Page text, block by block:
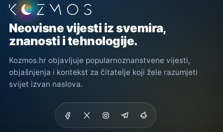
Podnožje stranice
Neovisne vijesti iz svemira,
znanosti i tehnologije.
Kozmos.hr objavljuje popularnoznanstvene vijesti,
objašnjenja i kontekst za čitatelje koji žele razumjeti
svijet izvan naslova.